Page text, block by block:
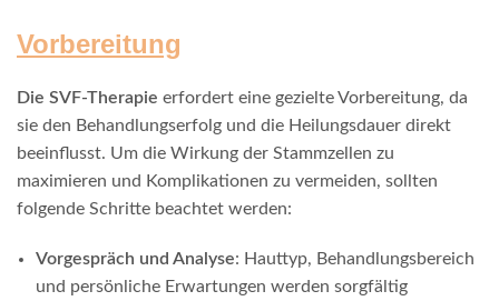
Vorbereitung
Die SVF-Therapie erfordert eine gezielte Vorbereitung, da
sie den Behandlungserfolg und die Heilungsdauer direkt
beeinflusst. Um die Wirkung der Stammzellen zu
maximieren und Komplikationen zu vermeiden, sollten
folgende Schritte beachtet werden:
Vorgespräch und Analyse: Hauttyp, Behandlungsbereich
und persönliche Erwartungen werden sorgfältig